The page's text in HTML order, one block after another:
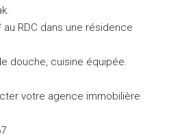
RDC dans une résidence
douche, cuisine équipée.
votre agence immobilière